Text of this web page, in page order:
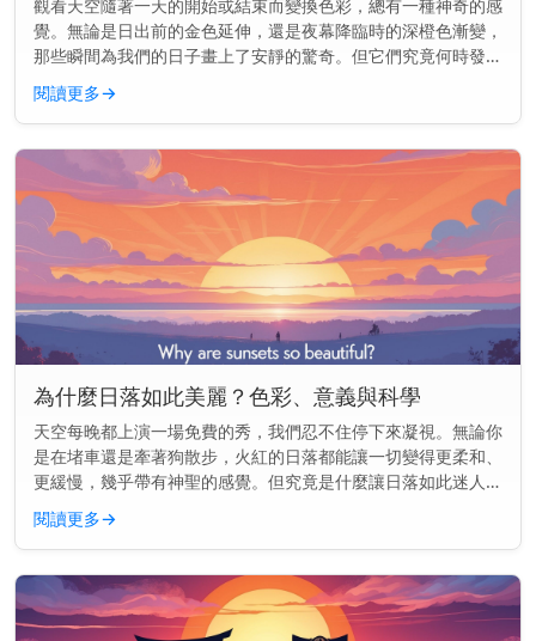
觀看天空隨著一天的開始或結束而變換色彩，總有一種神奇的感
覺。無論是日出前的金色延伸，還是夜幕降臨時的深橙色漸變，
那些瞬間為我們的日子畫上了安靜的驚奇。但它們究竟何時發生
——以及為何會改變？ 主要見解： 日出和日落並非每天都在同
一時間發生。它...
閱讀更多→
為什麼日落如此美麗？色彩、意義與科學
天空每晚都上演一場免費的秀，我們忍不住停下來凝視。無論你
是在堵車還是牽著狗散步，火紅的日落都能讓一切變得更柔和、
更緩慢，幾乎帶有神聖的感覺。但究竟是什麼讓日落如此迷人
——為什麼它們似乎能觸動我們內心深處的某些東西？ 主要見
解： 日落之所以美...
閱讀更多→